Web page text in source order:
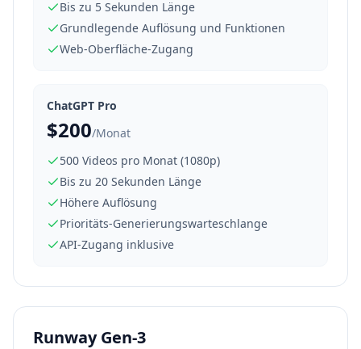
Bis zu 5 Sekunden Länge
Grundlegende Auflösung und Funktionen
Web-Oberfläche-Zugang
ChatGPT Pro
$200/Monat
500 Videos pro Monat (1080p)
Bis zu 20 Sekunden Länge
Höhere Auflösung
Prioritäts-Generierungswarteschlange
API-Zugang inklusive
Runway Gen-3